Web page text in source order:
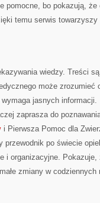
pomocne, bo pokazują,
temu serwis towarzyszy
wiedzy. Treści
może zrozumieć
wymaga jasnych
zaprasza do
i Pierwsza Pomoc dla
przewodnik po świecie
i organizacyjne.
zmiany w